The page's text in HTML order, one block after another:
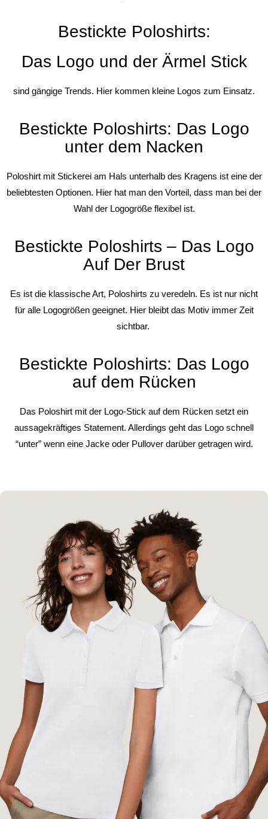
Bestickte Poloshirts:
Das Logo und der Ärmel Stick
sind gängige Trends. Hier kommen kleine Logos zum Einsatz.
Bestickte Poloshirts: Das Logo
unter dem Nacken
Poloshirt mit Stickerei am Hals unterhalb des Kragens ist eine der
beliebtesten Optionen. Hier hat man den Vorteil, dass man bei der
Wahl der Logogröße flexibel ist.
Bestickte Poloshirts – Das Logo
Auf Der Brust
Es ist die klassische Art, Poloshirts zu veredeln. Es ist nur nicht
für alle Logogrößen geeignet. Hier bleibt das Motiv immer Zeit
sichtbar.
Bestickte Poloshirts: Das Logo
auf dem Rücken
Das Poloshirt mit der Logo-Stick auf dem Rücken setzt ein
aussagekräftiges Statement. Allerdings geht das Logo schnell
“unter” wenn eine Jacke oder Pullover darüber getragen wird.